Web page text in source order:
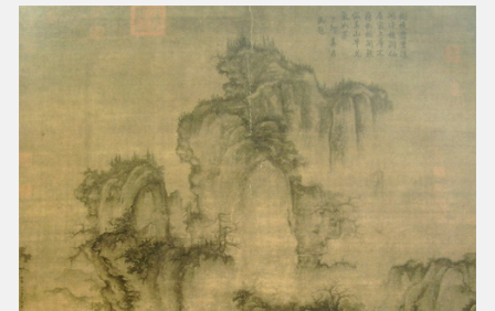
收藏鉴赏
书画装裱
花鸟画
人物画